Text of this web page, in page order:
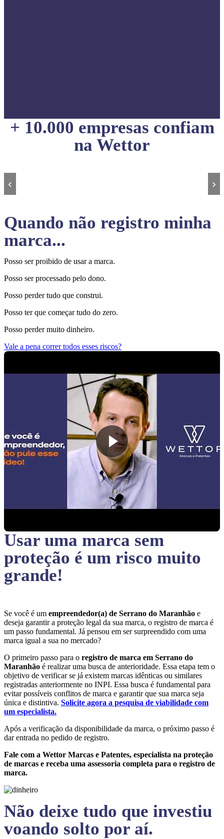
+ 10.000 empresas confiam
na Wettor
‹ ›
Quando não registro minha
marca...
Posso ser proibido de usar a marca.
Posso ser processado pelo dono.
Posso perder tudo que construi.
Posso ter que começar tudo do zero.
Posso perder muito dinheiro.
Vale a pena correr todos esses riscos?
Usar uma marca sem
proteção é um risco muito
grande!
Se você é um empreendedor(a) de Serrano do Maranhão e
deseja garantir a proteção legal da sua marca, o registro de marca é
um passo fundamental. Já pensou em ser surpreendido com uma
marca igual a sua no mercado?
O primeiro passo para o registro de marca em Serrano do
Maranhão é realizar uma busca de anterioridade. Essa etapa tem o
objetivo de verificar se já existem marcas idênticas ou similares
registradas anteriormente no INPI. Essa busca é fundamental para
evitar possíveis conflitos de marca e garantir que sua marca seja
única e distintiva. Solicite agora a pesquisa de viabilidade com
um especialista.
Após a verificação da disponibilidade da marca, o próximo passo é
dar entrada no pedido de registro.
Fale com a Wettor Marcas e Patentes, especialista na proteção
de marcas e receba uma assessoria completa para o registro de
marca.
Não deixe tudo que investiu
voando solto por aí.